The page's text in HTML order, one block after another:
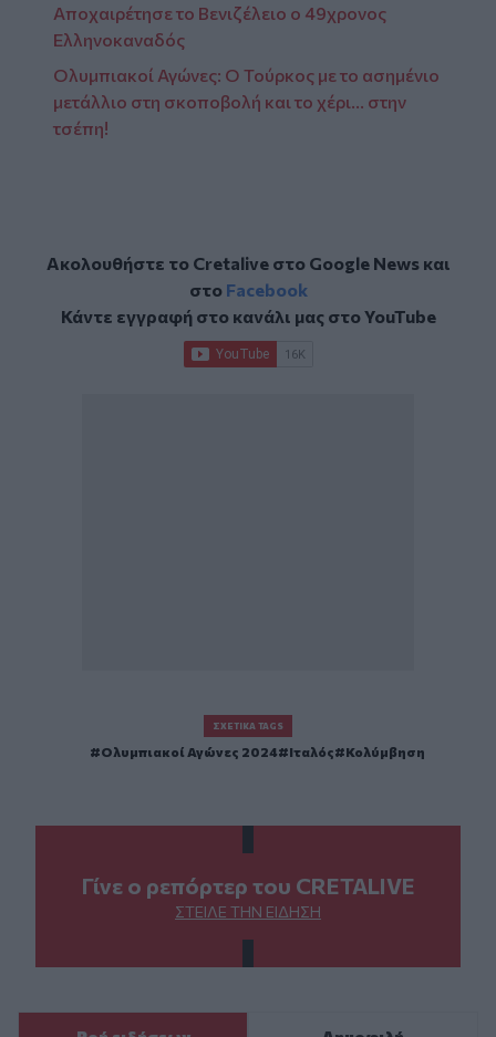
Αποχαιρέτησε το Βενιζέλειο ο 49χρονος
Ελληνοκαναδός
Ολυμπιακοί Αγώνες: Ο Τούρκος με το ασημένιο
μετάλλιο στη σκοποβολή και το χέρι... στην
τσέπη!
Ακολουθήστε το Cretalive στο Google Newsκαι
στο Facebook
Κάντε εγγραφή στο κανάλι μας στοYouTube
ΣΧΕΤΙΚΆ TAGS
Ολυμπιακοί Αγώνες 2024 Ιταλός Κολύμβηση
Γίνε ο ρεπόρτερ του CRETALIVE
ΣΤΕΊΛΕ ΤΗΝ ΕΊΔΗΣΗ